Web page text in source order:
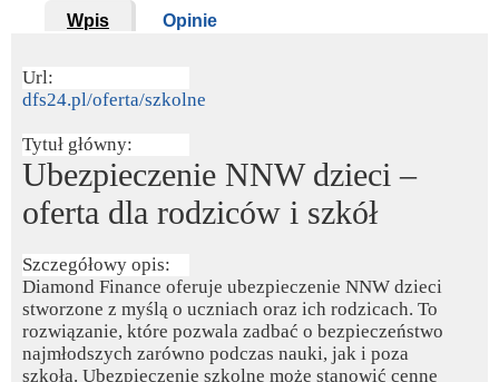
Wpis Opinie
Url:
dfs24.pl/oferta/szkolne
Tytuł główny:
Ubezpieczenie NNW dzieci –
oferta dla rodziców i szkół
Szczegółowy opis:
Diamond Finance oferuje ubezpieczenie NNW dzieci
stworzone z myślą o uczniach oraz ich rodzicach. To
rozwiązanie, które pozwala zadbać o bezpieczeństwo
najmłodszych zarówno podczas nauki, jak i poza
szkołą. Ubezpieczenie szkolne może stanowić cenne